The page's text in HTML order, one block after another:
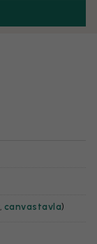
, canvastavla)